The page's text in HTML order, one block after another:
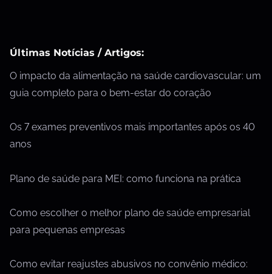
Últimas Notícias / Artigos:
O impacto da alimentação na saúde cardiovascular: um
guia completo para o bem-estar do coração
Os 7 exames preventivos mais importantes após os 40
anos
Plano de saúde para MEI: como funciona na prática
Como escolher o melhor plano de saúde empresarial
para pequenas empresas
Como evitar reajustes abusivos no convênio médico: